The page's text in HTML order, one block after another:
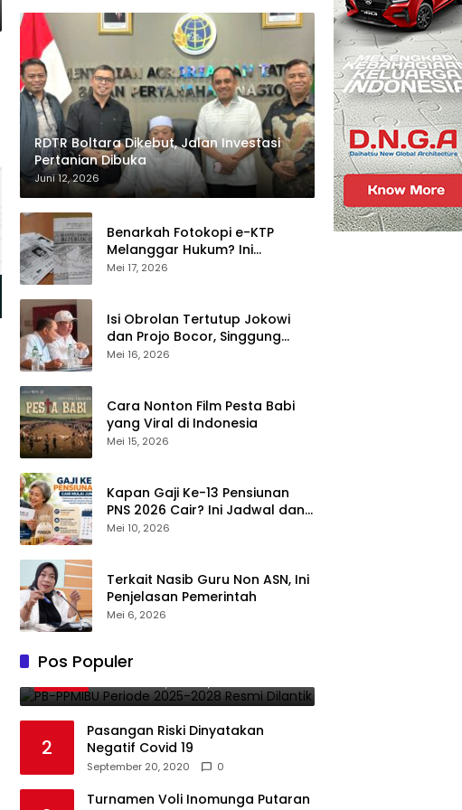
RDTR Boltara Dikebut, Jalan Investasi
Pertanian Dibuka
Juni 12, 2026
Benarkah Fotokopi e-KTP
Melanggar Hukum? Ini
Penjelasan Dukcapil
Mei 17, 2026
Isi Obrolan Tertutup Jokowi
dan Projo Bocor, Singgung
Program Prabowo
Mei 16, 2026
Cara Nonton Film Pesta Babi
yang Viral di Indonesia
Mei 15, 2026
Kapan Gaji Ke-13 Pensiunan
PNS 2026 Cair? Ini Jadwal dan
Besarannya
Mei 10, 2026
Terkait Nasib Guru Non ASN, Ini
Penjelasan Pemerintah
Mei 6, 2026
Pos Populer
1
Resmi Dilantik
2
Pasangan Riski Dinyatakan
Negatif Covid 19
September 20, 2020 0
Turnamen Voli Inomunga Putaran